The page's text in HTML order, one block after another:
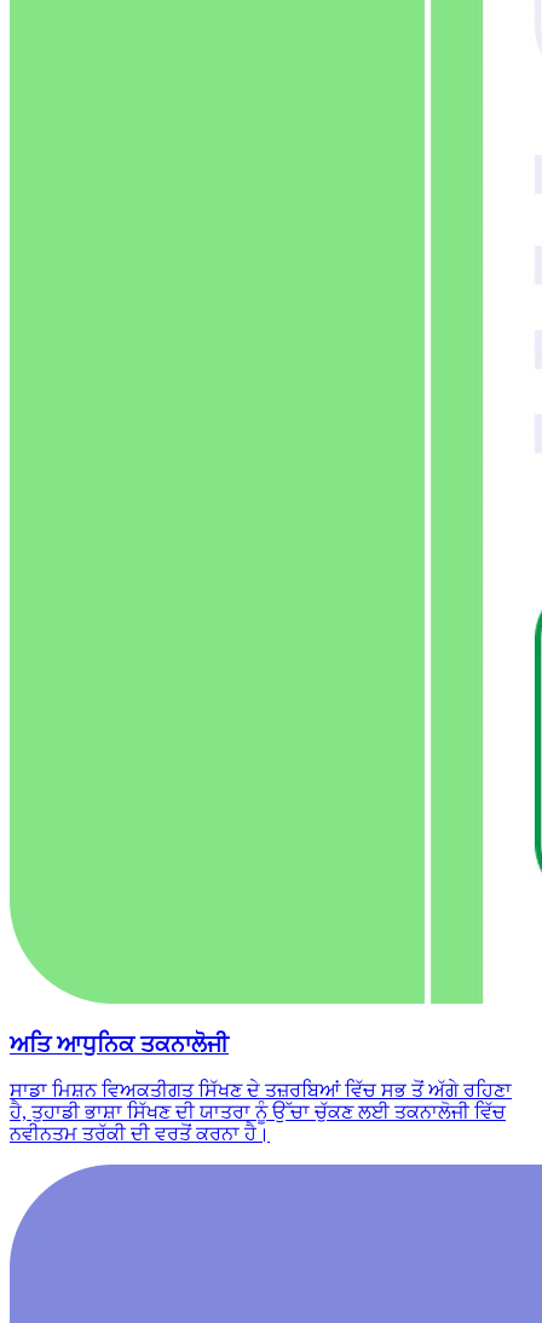
ਅਤਿ ਆਧੁਨਿਕ ਤਕਨਾਲੋਜੀ
ਸਾਡਾ ਮਿਸ਼ਨ ਵਿਅਕਤੀਗਤ ਸਿੱਖਣ ਦੇ ਤਜ਼ਰਬਿਆਂ ਵਿੱਚ ਸਭ ਤੋਂ ਅੱਗੇ ਰਹਿਣਾ
ਹੈ, ਤੁਹਾਡੀ ਭਾਸ਼ਾ ਸਿੱਖਣ ਦੀ ਯਾਤਰਾ ਨੂੰ ਉੱਚਾ ਚੁੱਕਣ ਲਈ ਤਕਨਾਲੋਜੀ ਵਿੱਚ
ਨਵੀਨਤਮ ਤਰੱਕੀ ਦੀ ਵਰਤੋਂ ਕਰਨਾ ਹੈ।